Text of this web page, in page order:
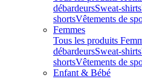
débardeursSweat-shirts
shortsVêtements de
Femmes
Tous les produits
débardeursSweat-shirts
shortsVêtements de
Enfant & Bébé